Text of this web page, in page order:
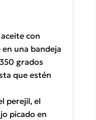
con
una bandeja
grados
que estén
perejil, el
picado en